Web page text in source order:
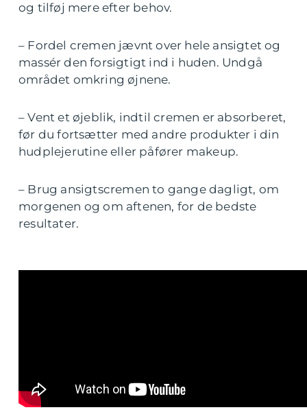
og tilføj mere efter behov.
– Fordel cremen jævnt over hele ansigtet og
massér den forsigtigt ind i huden. Undgå
området omkring øjnene.
– Vent et øjeblik, indtil cremen er absorberet,
før du fortsætter med andre produkter i din
hudplejerutine eller påfører makeup.
– Brug ansigtscremen to gange dagligt, om
morgenen og om aftenen, for de bedste
resultater.